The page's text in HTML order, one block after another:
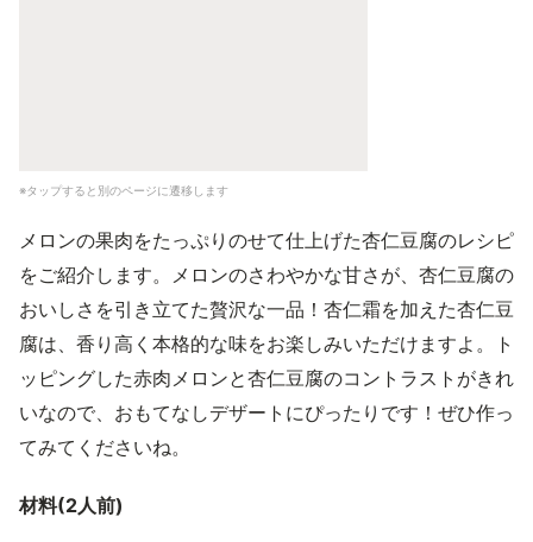
※タップすると別のページに遷移します
メロンの果肉をたっぷりのせて仕上げた杏仁豆腐のレシピ
をご紹介します。メロンのさわやかな甘さが、杏仁豆腐の
おいしさを引き立てた贅沢な一品！杏仁霜を加えた杏仁豆
腐は、香り高く本格的な味をお楽しみいただけますよ。ト
ッピングした赤肉メロンと杏仁豆腐のコントラストがきれ
いなので、おもてなしデザートにぴったりです！ぜひ作っ
てみてくださいね。
材料(2人前)